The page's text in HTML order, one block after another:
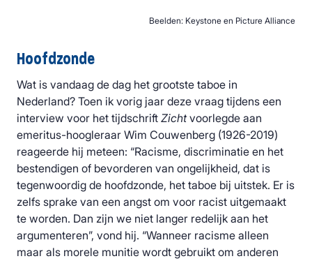
Beelden: Keystone en Picture Alliance
Hoofdzonde
Wat is vandaag de dag het grootste taboe in
Nederland? Toen ik vorig jaar deze vraag tijdens een
interview voor het tijdschrift Zichtvoorlegde aan
emeritus-hoogleraar Wim Couwenberg (1926-2019)
reageerde hij meteen: “Racisme, discriminatie en het
bestendigen of bevorderen van ongelijkheid, dat is
tegenwoordig de hoofdzonde, het taboe bij uitstek. Er is
zelfs sprake van een angst om voor racist uitgemaakt
te worden. Dan zijn we niet langer redelijk aan het
argumenteren”, vond hij. “Wanneer racisme alleen
maar als morele munitie wordt gebruikt om anderen